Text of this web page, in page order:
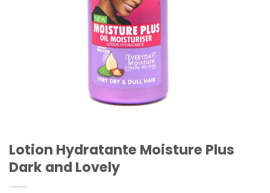
Lotion Hydratante Moisture Plus
Dark and Lovely